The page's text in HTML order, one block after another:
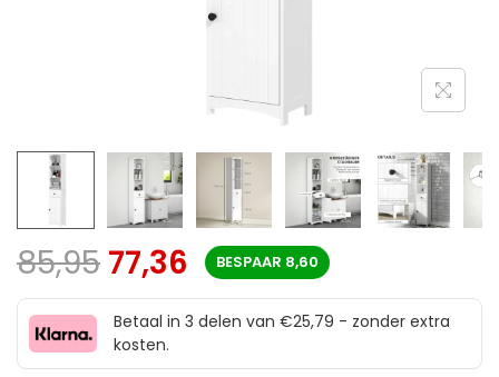
85,95 77,36 BESPAAR 8,60
Betaal in 3 delen van €25,79 - zonder extra
kosten.